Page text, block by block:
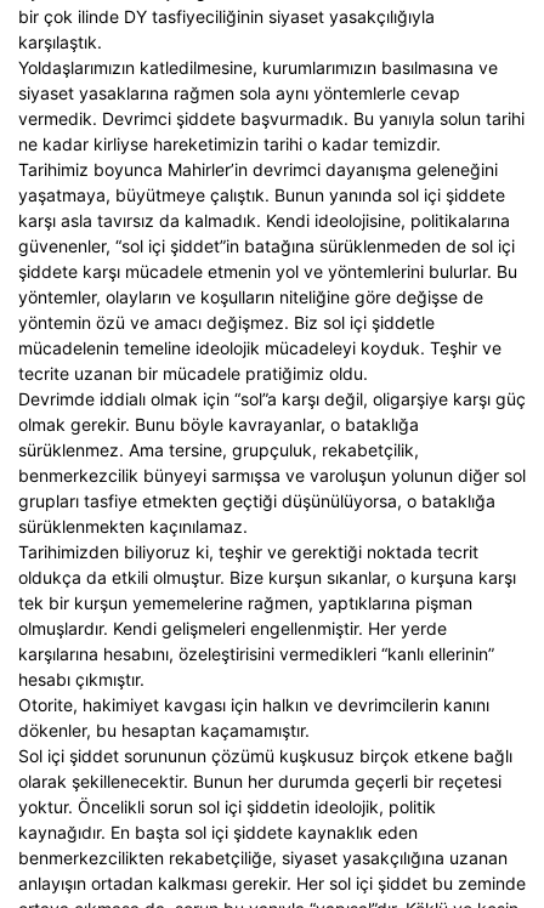
bir çok ilinde DY tasfiyeciliğinin siyaset yasakçılığıyla
karşılaştık.
Yoldaşlarımızın katledilmesine, kurumlarımızın basılmasına ve
siyaset yasaklarına rağmen sola aynı yöntemlerle cevap
vermedik. Devrimci şiddete başvurmadık. Bu yanıyla solun tarihi
ne kadar kirliyse hareketimizin tarihi o kadar temizdir.
Tarihimiz boyunca Mahirler’in devrimci dayanışma geleneğini
yaşatmaya, büyütmeye çalıştık. Bunun yanında sol içi şiddete
karşı asla tavırsız da kalmadık. Kendi ideolojisine, politikalarına
güvenenler, “sol içi şiddet”in batağına sürüklenmeden de sol içi
şiddete karşı mücadele etmenin yol ve yöntemlerini bulurlar. Bu
yöntemler, olayların ve koşulların niteliğine göre değişse de
yöntemin özü ve amacı değişmez. Biz sol içi şiddetle
mücadelenin temeline ideolojik mücadeleyi koyduk. Teşhir ve
tecrite uzanan bir mücadele pratiğimiz oldu.
Devrimde iddialı olmak için “sol”a karşı değil, oligarşiye karşı güç
olmak gerekir. Bunu böyle kavrayanlar, o bataklığa
sürüklenmez. Ama tersine, grupçuluk, rekabetçilik,
benmerkezcilik bünyeyi sarmışsa ve varoluşun yolunun diğer sol
grupları tasfiye etmekten geçtiği düşünülüyorsa, o bataklığa
sürüklenmekten kaçınılamaz.
Tarihimizden biliyoruz ki, teşhir ve gerektiği noktada tecrit
oldukça da etkili olmuştur. Bize kurşun sıkanlar, o kurşuna karşı
tek bir kurşun yememelerine rağmen, yaptıklarına pişman
olmuşlardır. Kendi gelişmeleri engellenmiştir. Her yerde
karşılarına hesabını, özeleştirisini vermedikleri “kanlı ellerinin”
hesabı çıkmıştır.
Otorite, hakimiyet kavgası için halkın ve devrimcilerin kanını
dökenler, bu hesaptan kaçamamıştır.
Sol içi şiddet sorununun çözümü kuşkusuz birçok etkene bağlı
olarak şekillenecektir. Bunun her durumda geçerli bir reçetesi
yoktur. Öncelikli sorun sol içi şiddetin ideolojik, politik
kaynağıdır. En başta sol içi şiddete kaynaklık eden
benmerkezcilikten rekabetçiliğe, siyaset yasakçılığına uzanan
anlayışın ortadan kalkması gerekir. Her sol içi şiddet bu zeminde